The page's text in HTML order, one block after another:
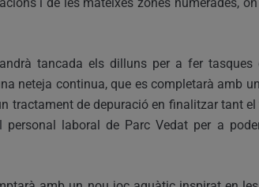
tancada els dilluns per a fer tasques
neteja continua, que es completarà amb
tractament de depuració en finalitzar tant
personal laboral de Parc Vedat per a